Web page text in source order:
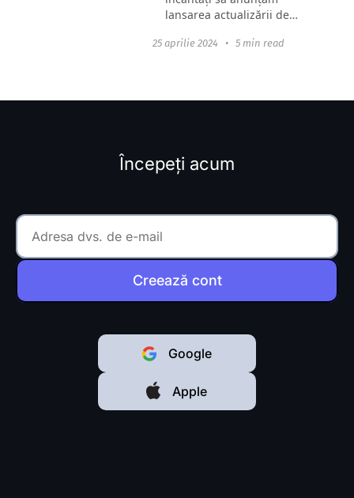
lansarea actualizării de
Am îmbunătățit funcțiile
25 aprilie 2024 • 5 min read
Începeți acum
Creează cont
Google
Apple